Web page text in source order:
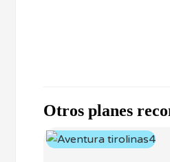
Otros planes